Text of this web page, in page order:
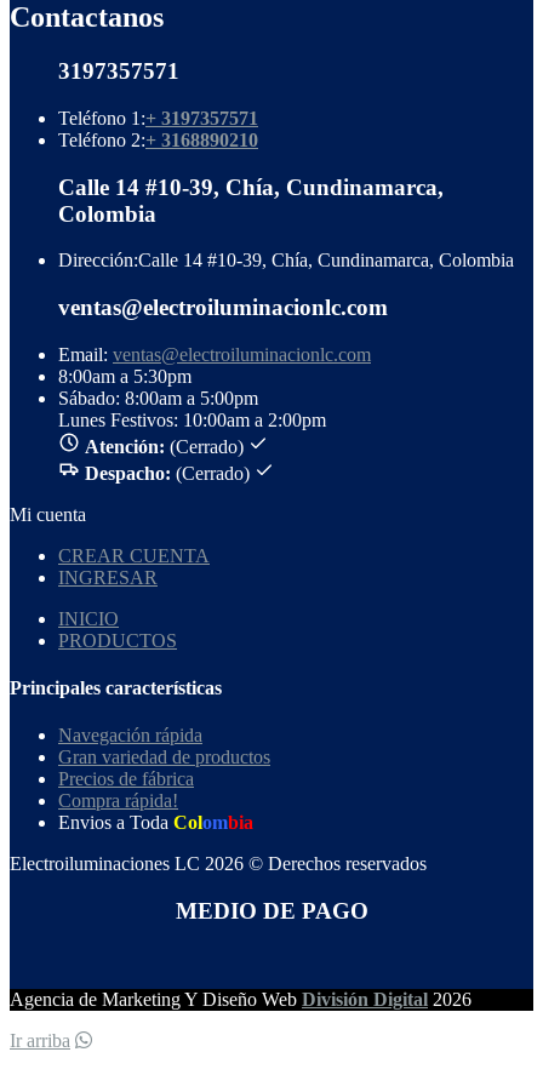
Contactanos
3197357571
Teléfono 1:+ 3197357571
Teléfono 2:+ 3168890210
Calle 14 #10-39, Chía, Cundinamarca,
Colombia
Dirección:Calle 14 #10-39, Chía, Cundinamarca, Colombia
ventas@electroiluminacionlc.com
Email: ventas@electroiluminacionlc.com
8:00am a 5:30pm
Sábado: 8:00am a 5:00pm
Lunes Festivos: 10:00am a 2:00pm
Atención: (Cerrado)
Despacho: (Cerrado)
Mi cuenta
CREAR CUENTA
INGRESAR
INICIO
PRODUCTOS
Principales características
Navegación rápida
Gran variedad de productos
Precios de fábrica
Compra rápida!
Envios a Toda Colombia
Electroiluminaciones LC 2026 © Derechos reservados
MEDIO DE PAGO
Agencia de Marketing Y Diseño Web División Digital 2026
Ir arriba